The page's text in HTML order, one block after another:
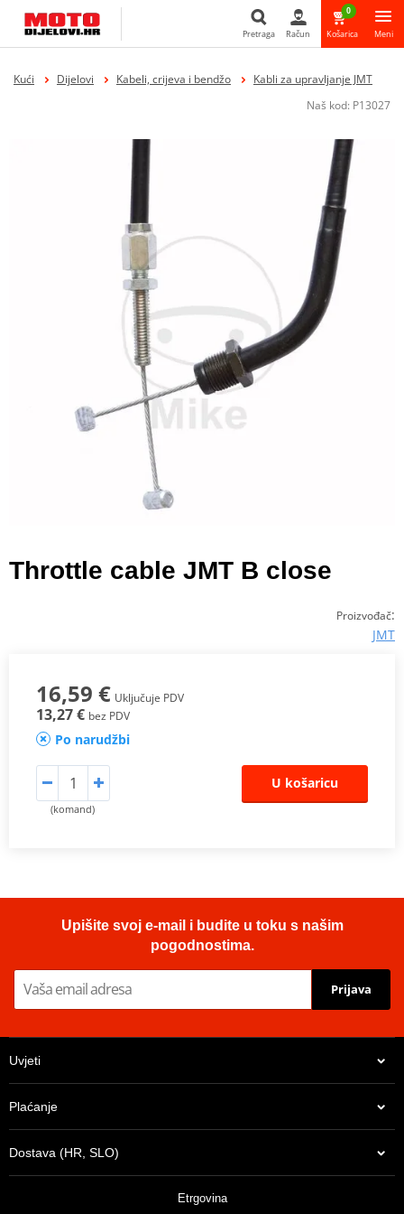
Pretraga
Pretraga Račun
0
Košarica Meni
Kući Dijelovi Kabeli, crijeva i bendžo
Kabli za upravljanje JMT
Naš kod: P13027
Throttle cable JMT B close
Proizvođač:
JMT
16,59 € Uključuje PDV
13,27 € bez PDV
Po narudžbi
(komand)
U košaricu
Upišite svoj e-mail i budite u toku s našim
pogodnostima.
Prijava
Uvjeti
Plaćanje
Dostava (HR, SLO)
Etrgovina